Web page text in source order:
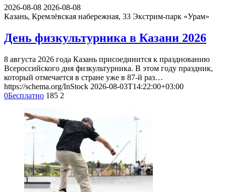
2026-08-08 2026-08-08
Казань, Кремлёвская набережная, 33 Экстрим-парк «Урам»
День физкультурника в Казани 2026
8 августа 2026 года Казань присоединится к празднованию
Всероссийского дня физкультурника. В этом году праздник,
который отмечается в стране уже в 87-й раз…
https://schema.org/InStock 2026-08-03T14:22:00+03:00
0Бесплатно 185 2